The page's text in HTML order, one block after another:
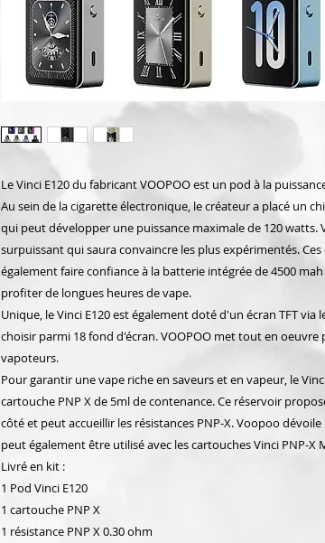
Le Vinci E120 du fabricant VOOPOO est un pod à la
Au sein de la cigarette électronique, le créateur a placé un
qui peut développer une puissance maximale de 120 watts.
surpuissant qui saura convaincre les plus expérimentés.
également faire confiance à la batterie intégrée de 4500
profiter de longues heures de vape.
Unique, le Vinci E120 est également doté d'un écran TFT via
choisir parmi 18 fond d'écran. VOOPOO met tout en oeuvre
vapoteurs.
Pour garantir une vape riche en saveurs et en vapeur, le
cartouche PNP X de 5ml de contenance. Ce réservoir
côté et peut accueillir les résistances PNP-X. Voopoo
peut également être utilisé avec les cartouches Vinci PNP-X
Livré en kit :
1 Pod Vinci E120
1 cartouche PNP X
1 résistance PNP X 0.30 ohm